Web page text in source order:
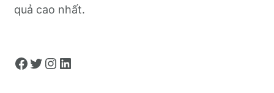
quả cao nhất.
Facebook Twitter Instagram LinkedIn